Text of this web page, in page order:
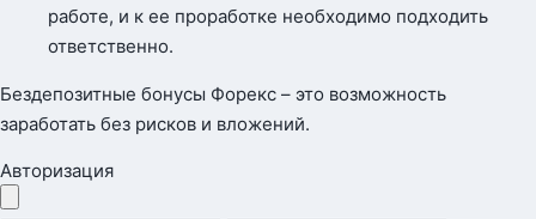
работе, и к ее проработке необходимо подходить
ответственно.
Бездепозитные бонусы Форекс – это возможность
заработать без рисков и вложений.
Авторизация